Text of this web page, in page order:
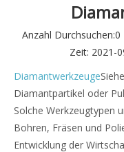
Anzahl Durchsuchen:0
Zeit:
Diamantwerkzeuge
Diamantpartikel oder
Solche Werkzeugtypen
Bohren, Fräsen und
Entwicklung der